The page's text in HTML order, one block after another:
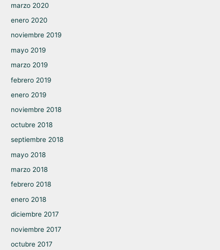
marzo 2020
enero 2020
noviembre 2019
mayo 2019
marzo 2019
febrero 2019
enero 2019
noviembre 2018
octubre 2018
septiembre 2018
mayo 2018
marzo 2018
febrero 2018
enero 2018
diciembre 2017
noviembre 2017
octubre 2017